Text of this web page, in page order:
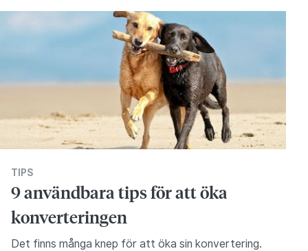
TIPS
9 användbara tips för att öka
konverteringen
Det finns många knep för att öka sin konvertering.